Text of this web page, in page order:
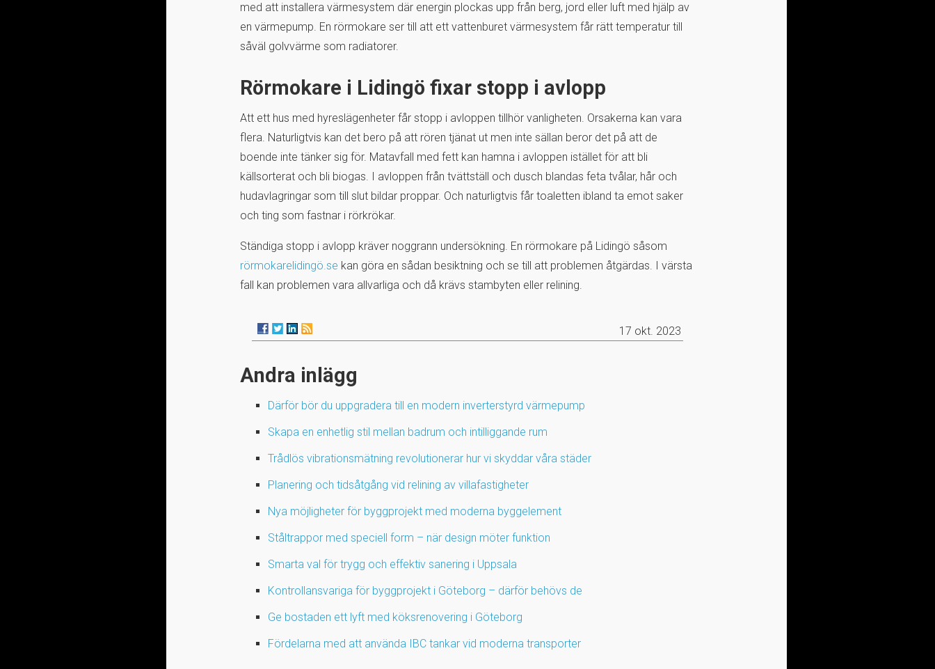
med att installera värmesystem där energin plockas upp från berg, jord eller luft med hjälp av
en värmepump. En rörmokare ser till att ett vattenburet värmesystem får rätt temperatur till
såväl golvvärme som radiatorer.
Rörmokare i Lidingö fixar stopp i avlopp
Att ett hus med hyreslägenheter får stopp i avloppen tillhör vanligheten. Orsakerna kan vara
flera. Naturligtvis kan det bero på att rören tjänat ut men inte sällan beror det på att de
boende inte tänker sig för. Matavfall med fett kan hamna i avloppen istället för att bli
källsorterat och bli biogas. I avloppen från tvättställ och dusch blandas feta tvålar, hår och
hudavlagringar som till slut bildar proppar. Och naturligtvis får toaletten ibland ta emot saker
och ting som fastnar i rörkrökar.
Ständiga stopp i avlopp kräver noggrann undersökning. En rörmokare på Lidingö såsom
rörmokarelidingö.se kan göra en sådan besiktning och se till att problemen åtgärdas. I värsta
fall kan problemen vara allvarliga och då krävs stambyten eller relining.
17 okt. 2023
Andra inlägg
Därför bör du uppgradera till en modern inverterstyrd värmepump
Skapa en enhetlig stil mellan badrum och intilliggande rum
Trådlös vibrationsmätning revolutionerar hur vi skyddar våra städer
Planering och tidsåtgång vid relining av villafastigheter
Nya möjligheter för byggprojekt med moderna byggelement
Ståltrappor med speciell form – när design möter funktion
Smarta val för trygg och effektiv sanering i Uppsala
Kontrollansvariga för byggprojekt i Göteborg – därför behövs de
Ge bostaden ett lyft med köksrenovering i Göteborg
Fördelarna med att använda IBC tankar vid moderna transporter